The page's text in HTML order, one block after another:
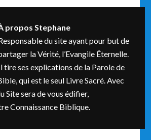
proposStephane
du site ayant pour but de
la Vérité, l’Evangile Éternelle.
tire ses explications de la Parole de
qui est le seul Livre Sacré. Avec
Site sera de vous édifier,
Connaissance Biblique.